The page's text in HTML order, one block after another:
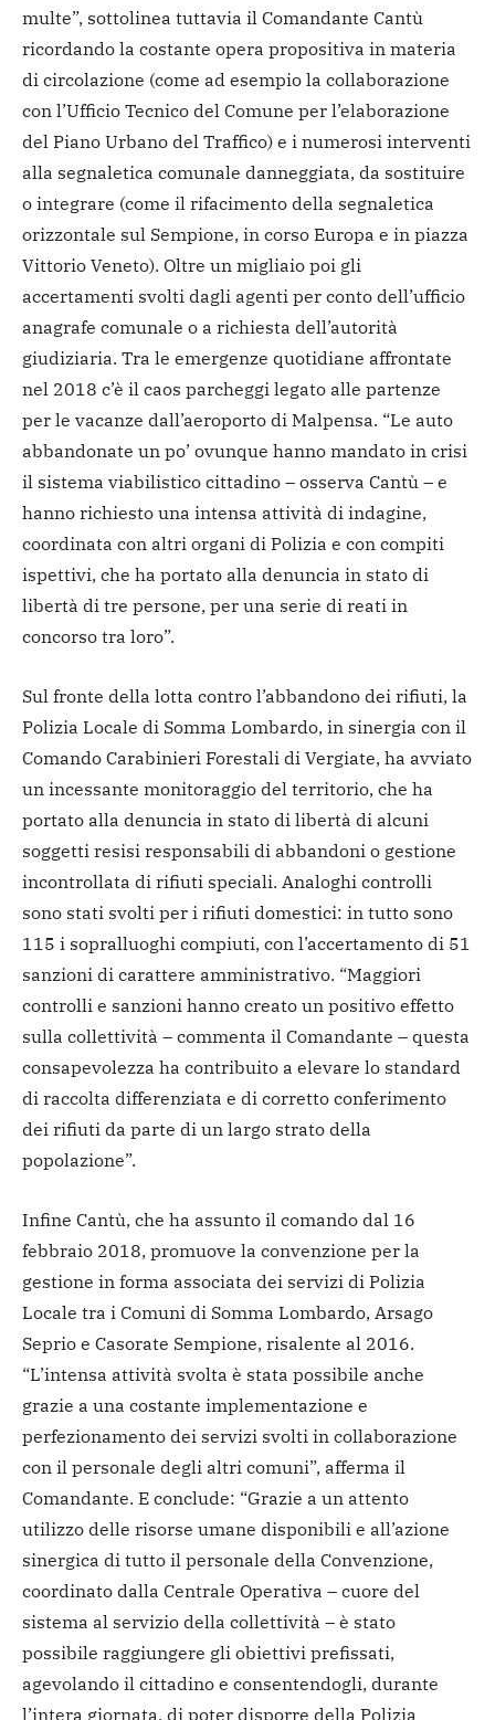
multe”, sottolinea tuttavia il Comandante Cantù
ricordando la costante opera propositiva in materia
di circolazione (come ad esempio la collaborazione
con l’Ufficio Tecnico del Comune per l’elaborazione
del Piano Urbano del Traffico) e i numerosi interventi
alla segnaletica comunale danneggiata, da sostituire
o integrare (come il rifacimento della segnaletica
orizzontale sul Sempione, in corso Europa e in piazza
Vittorio Veneto). Oltre un migliaio poi gli
accertamenti svolti dagli agenti per conto dell’ufficio
anagrafe comunale o a richiesta dell’autorità
giudiziaria. Tra le emergenze quotidiane affrontate
nel 2018 c’è il caos parcheggi legato alle partenze
per le vacanze dall’aeroporto di Malpensa. “Le auto
abbandonate un po’ ovunque hanno mandato in crisi
il sistema viabilistico cittadino – osserva Cantù – e
hanno richiesto una intensa attività di indagine,
coordinata con altri organi di Polizia e con compiti
ispettivi, che ha portato alla denuncia in stato di
libertà di tre persone, per una serie di reati in
concorso tra loro”.
Sul fronte della lotta contro l’abbandono dei rifiuti, la
Polizia Locale di Somma Lombardo, in sinergia con il
Comando Carabinieri Forestali di Vergiate, ha avviato
un incessante monitoraggio del territorio, che ha
portato alla denuncia in stato di libertà di alcuni
soggetti resisi responsabili di abbandoni o gestione
incontrollata di rifiuti speciali. Analoghi controlli
sono stati svolti per i rifiuti domestici: in tutto sono
115 i sopralluoghi compiuti, con l’accertamento di 51
sanzioni di carattere amministrativo. “Maggiori
controlli e sanzioni hanno creato un positivo effetto
sulla collettività – commenta il Comandante – questa
consapevolezza ha contribuito a elevare lo standard
di raccolta differenziata e di corretto conferimento
dei rifiuti da parte di un largo strato della
popolazione”.
Infine Cantù, che ha assunto il comando dal 16
febbraio 2018, promuove la convenzione per la
gestione in forma associata dei servizi di Polizia
Locale tra i Comuni di Somma Lombardo, Arsago
Seprio e Casorate Sempione, risalente al 2016.
“L’intensa attività svolta è stata possibile anche
grazie a una costante implementazione e
perfezionamento dei servizi svolti in collaborazione
con il personale degli altri comuni”, afferma il
Comandante. E conclude: “Grazie a un attento
utilizzo delle risorse umane disponibili e all’azione
sinergica di tutto il personale della Convenzione,
coordinato dalla Centrale Operativa – cuore del
sistema al servizio della collettività – è stato
possibile raggiungere gli obiettivi prefissati,
agevolando il cittadino e consentendogli, durante
l’intera giornata, di poter disporre della Polizia